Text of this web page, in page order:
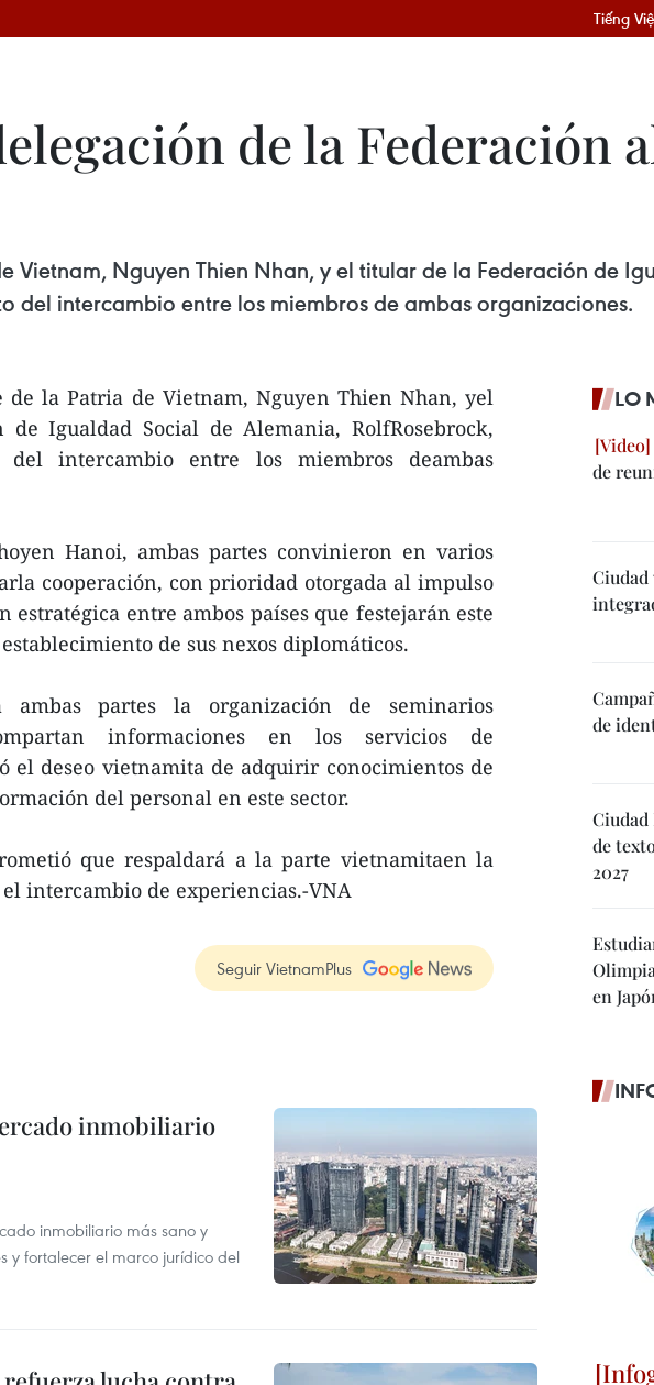
Tiếng
de la Federación
Vietnam, Nguyen Thien Nhan, y el titular de la Federación de
del intercambio entre los miembros de ambas organizaciones.
de la Patria de Vietnam, Nguyen Thien Nhan, yel
Igualdad Social de Alemania, RolfRosebrock,
del intercambio entre los miembros deambas
Hanoi, ambas partes convinieron en varios
cooperación, con prioridad otorgada al impulso
estratégica entre ambos países que festejarán este
de sus nexos diplomáticos.
partes la organización de seminarios
informaciones en los servicios de
el deseo vietnamita de adquirir conocimientos de
del personal en este sector.
que respaldará a la parte vietnamitaen la
intercambio de experiencias.-VNA
Seguir VietnamPlus
inmobiliario
inmobiliario más sano y
y fortalecer el marco jurídico del
LO
de
de
de
2027
en